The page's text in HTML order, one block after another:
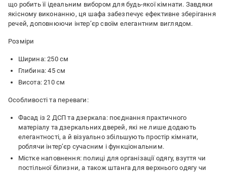
що робить її ідеальним вибором для будь-якої кімнати. Завдяки
якісному виконанню, ця шафа забезпечує ефективне зберігання
речей, доповнюючи інтер’єр своїм елегантним виглядом.
Розміри
Ширина: 250 см
Глибина: 45 см
Висота: 210 см
Особливості та переваги:
Фасад із 2 ДСП та дзеркала: поєднання практичного
матеріалу та дзеркальних дверей, які не лише додають
елегантності, а й візуально збільшують простір кімнати,
роблячи інтер’єр сучасним і функціональним.
Містке наповнення: полиці для організації одягу, взуття чи
постільної білизни, а також штанга для верхнього одягу чи